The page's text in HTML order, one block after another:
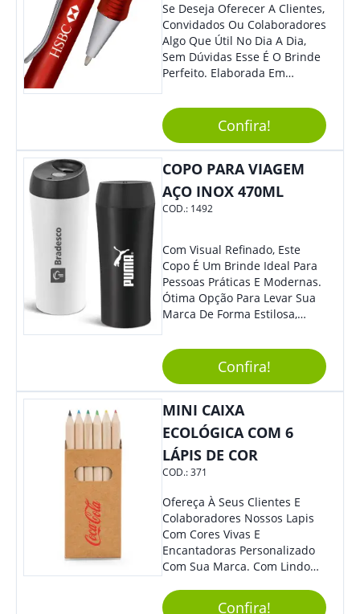
Se Deseja Oferecer A Clientes,
Convidados Ou Colaboradores
Algo Que Útil No Dia A Dia,
Sem Dúvidas Esse É O Brinde
Perfeito. Elaborada Em
Com Detalhes Em Metal, Essa
Incrível Caneta Esferográfica É
Acionada Na Por Clic Na Parte
Superior.
Confira!
COPO PARA VIAGEM
AÇO INOX 470ML
COD.: 1492
Com Visual Refinado, Este
Copo É Um Brinde Ideal Para
Pessoas Práticas E Modernas.
Ótima Opção Para Levar Sua
Marca De Forma Estilosa,
Empresa Em Eventos,
Reuniões Corporativas Ou Até
Mesmo Para Presentear
Colaboradores.
Confira!
MINI CAIXA
ECOLÓGICA COM 6
LÁPIS DE COR
COD.:371
Ofereça À Seus Clientes E
Colaboradores Nossos Lapis
Com Cores Vivas E
Encantadoras Personalizado
Com Sua Marca. Com Lindo
Para Diversas Ocasiões.
Confira!